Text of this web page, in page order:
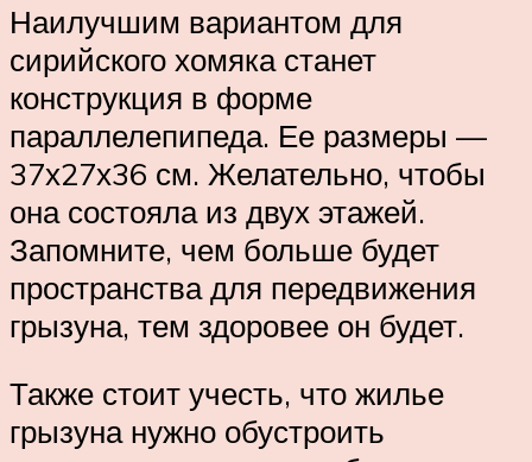
Наилучшим вариантом для
сирийского хомяка станет
конструкция в форме
параллелепипеда. Ее размеры —
37х27х36 см. Желательно, чтобы
она состояла из двух этажей.
Запомните, чем больше будет
пространства для передвижения
грызуна, тем здоровее он будет.
Также стоит учесть, что жилье
грызуна нужно обустроить